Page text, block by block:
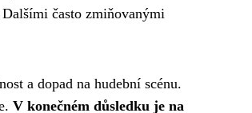
často zmiňovanými
a dopad na hudební scénu.
V konečném důsledku je na